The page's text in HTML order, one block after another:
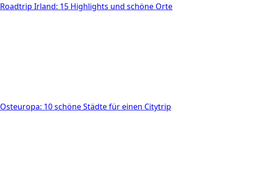
Roadtrip Irland: 15 Highlights und schöne Orte
Osteuropa: 10 schöne Städte für einen Citytrip